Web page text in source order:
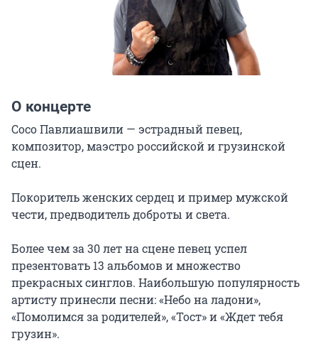
О концерте
Сосо Павлиашвили — эстрадный певец,
композитор, маэстро российской и грузинской
сцен.
Покоритель женских сердец и пример мужской
чести, предводитель доброты и света.
Более чем за 30 лет на сцене певец успел
презентовать 13 альбомов и множество
прекрасных синглов. Наибольшую популярность
артисту принесли песни: «Небо на ладони»,
«Помолимся за родителей», «Тост» и «Ждет тебя
грузин».